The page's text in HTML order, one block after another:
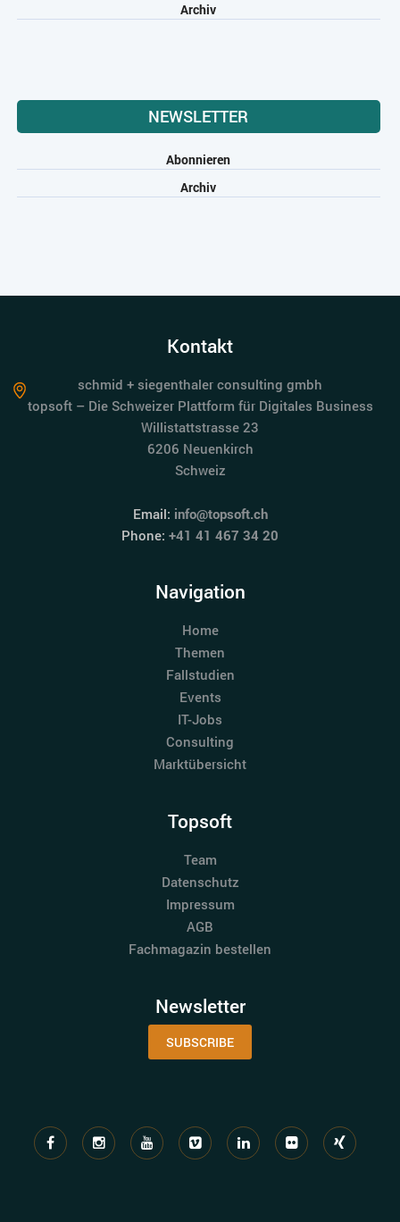
Archiv
NEWSLETTER
Abonnieren
Archiv
Kontakt
schmid + siegenthaler consulting gmbh
topsoft – Die Schweizer Plattform für Digitales Business
Willistattstrasse 23
6206 Neuenkirch
Schweiz
Email: info@topsoft.ch
Phone: +41 41 467 34 20
Navigation
Home
Themen
Fallstudien
Events
IT-Jobs
Consulting
Marktübersicht
Topsoft
Team
Datenschutz
Impressum
AGB
Fachmagazin bestellen
Newsletter
SUBSCRIBE